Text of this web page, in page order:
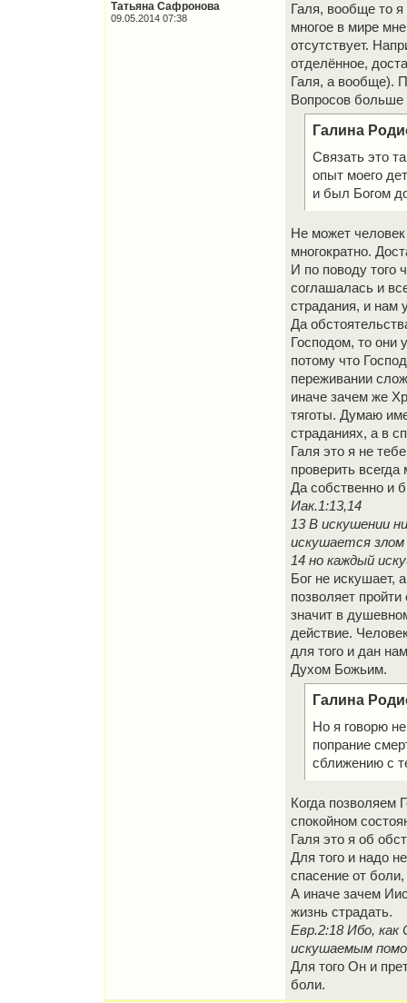
Татьяна Сафронова
09.05.2014 07:38
Галя, вообще то
многое в мире
отсутствует.
отделённое,
Галя, а вообще).
Вопросов больше
Галина
Связать это
опыт моего
и был Богом
Не может
многократно.
И по поводу того
соглашалась и
страдания, и нам
Да
Господом, то они
потому что
переживании
иначе зачем же
тяготы. Думаю
страданиях, а в
Галя это я не
проверить
Да собственно и
Иак.1:13,14
13 В искушении
искушается
14 но каждый
Бог не искушает,
позволяет
значит в
действие.
для того и дан
Духом Божьим.
Галина
Но я говорю
попрание
сближению с
Когда позволяем
спокойном
Галя это я об
Для того и надо
спасение от
А иначе зачем
жизнь страдать.
Евр.2:18 Ибо,
искушаемым
Для того Он и
боли.